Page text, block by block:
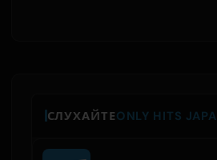
СЛУХАЙТЕONLY HITS